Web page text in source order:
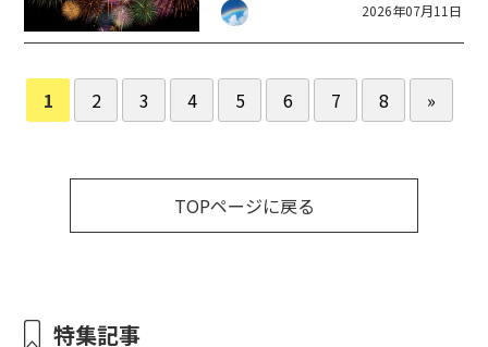
2026年07月11日
1 2 3 4 5 6 7 8 »
TOPページに戻る
特集記事